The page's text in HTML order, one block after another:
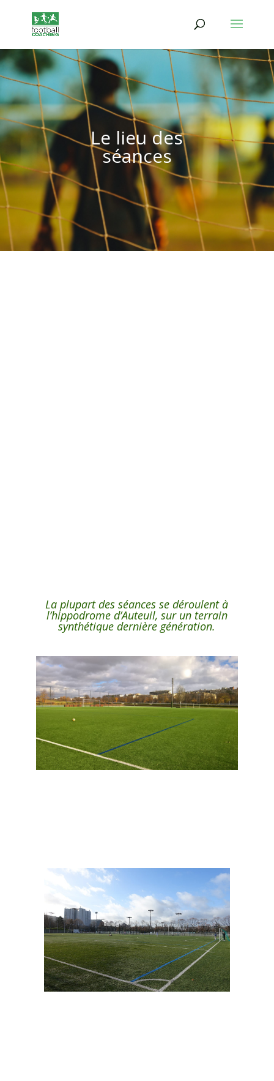
Le lieu des
séances
La plupart des séances se déroulent à
l’hippodrome d’Auteuil, sur un terrain
synthétique dernière génération.